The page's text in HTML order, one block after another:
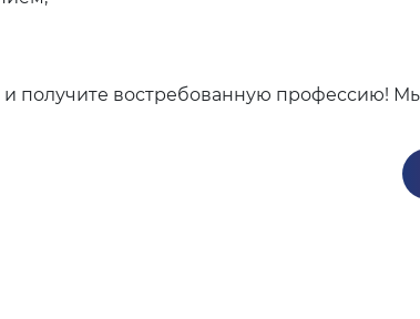
получите востребованную профессию!